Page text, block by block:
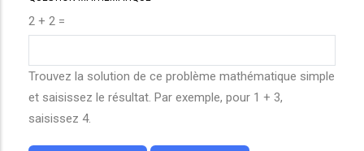
2 + 2 =
Trouvez la solution de ce problème mathématique simple
et saisissez le résultat. Par exemple, pour 1 + 3,
saisissez 4.